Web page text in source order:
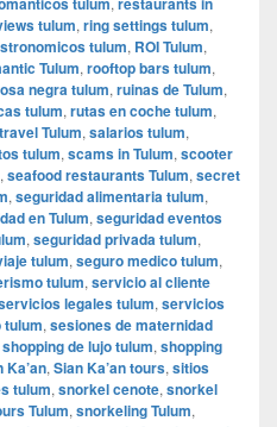
tulum, ring settings tulum,
tulum, ROI Tulum,
Tulum, rooftop bars tulum,
negra tulum, ruinas de Tulum,
tulum, rutas en coche tulum,
Tulum, salarios tulum,
tulum, scams in Tulum, scooter
, seafood restaurants Tulum, secret
, seguridad alimentaria tulum,
en Tulum, seguridad eventos
, seguridad privada tulum,
tulum, seguro medico tulum,
tulum, servicio al cliente
legales tulum, servicios
tulum, sesiones de maternidad
shopping de lujo tulum, shopping
Ka’an, Sian Ka’an tours, sitios
tulum, snorkel cenote, snorkel
Tulum, snorkeling Tulum,